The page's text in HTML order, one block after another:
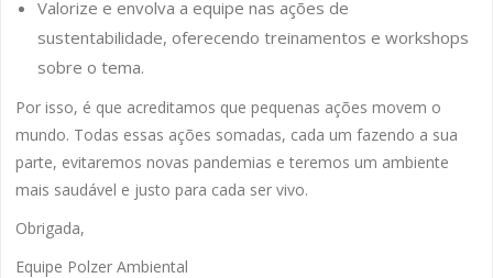
Valorize e envolva a equipe nas ações de
sustentabilidade, oferecendo treinamentos e workshops
sobre o tema.
Por isso, é que acreditamos que pequenas ações movem o
mundo. Todas essas ações somadas, cada um fazendo a sua
parte, evitaremos novas pandemias e teremos um ambiente
mais saudável e justo para cada ser vivo.
Obrigada,
Equipe Polzer Ambiental